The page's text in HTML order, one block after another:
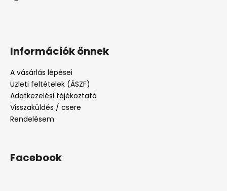
Információk önnek
A vásárlás lépései
Üzleti feltételek (ÁSZF)
Adatkezelési tájékoztató
Visszaküldés / csere
Rendelésem
Facebook